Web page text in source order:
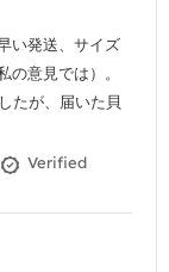
い発送、サイズ
の意見では）。
たが、届いた貝
Verified